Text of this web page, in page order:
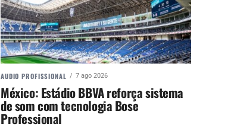
AUDIO PROFISSIONAL 7 ago 2026
México: Estádio BBVA reforça sistema
de som com tecnologia Bose
Professional